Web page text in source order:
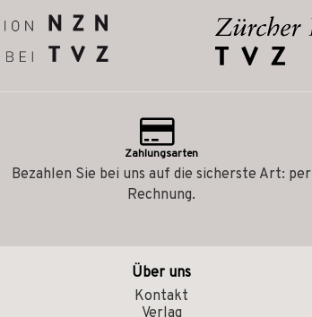
Zahlungsarten
Bezahlen Sie bei uns auf die sicherste Art: per
Rechnung.
Über uns
Kontakt
Verlag